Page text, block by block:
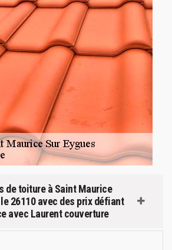
de toiture à Saint Maurice
26110 avec des prix défiant
avec Laurent couverture